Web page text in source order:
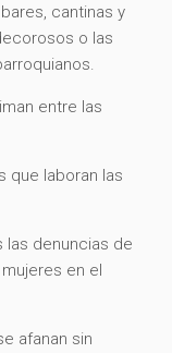
cantinas y
o las
entre las
que laboran las
las denuncias de
en el
afanan sin